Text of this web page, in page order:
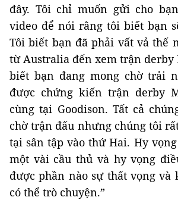
đây. Tôi chỉ muốn gửi cho
video để nói rằng tôi biết bạn
Tôi biết bạn đã phải vất vả thế
từ Australia đến xem trận derby
biết bạn đang mong chờ trải
được chứng kiến ​​trận derby
cùng tại Goodison. Tất cả
chờ trận đấu nhưng chúng tôi
tại sân tập vào thứ Hai. Hy
một vài cầu thủ và hy vọng
được phần nào sự thất vọng và
có thể trò chuyện.”